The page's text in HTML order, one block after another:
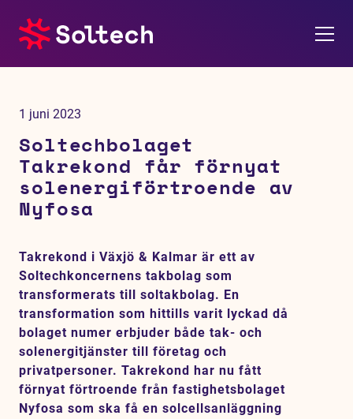
Karriär
Jobb
Tjänster
Referensprojekt
Investerare
Hållbarhet
1 juni 2023
Soltechbolaget
Takrekond får förnyat
solenergiförtroende av
Nyfosa
Takrekond i Växjö & Kalmar är ett av
Soltechkoncernens takbolag som
transformerats till soltakbolag. En
transformation som hittills varit lyckad då
bolaget numer erbjuder både tak- och
solenergitjänster till företag och
privatpersoner. Takrekond har nu fått
förnyat förtroende från fastighetsbolaget
Nyfosa som ska få en solcellsanläggning